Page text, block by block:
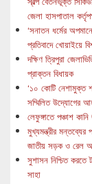
জেলা হাসপাতাল
‘সনাতন ধর্মের
প্রতিবাদে খোয়াইয়ে
দক্ষিণ ত্রিপুরা
প্রাক্তন বিধায়ক
‘১০ কোটি নেশামুক্ত
সম্মিলিত উদ্যোগের
লেফুঙ্গাতে পঞ্চাশ
মুখ্যমন্ত্রীর মন্তব্যের
জাতীয় সড়ক ও রেল
সুশাসন নিশ্চিত করতে
সাহা